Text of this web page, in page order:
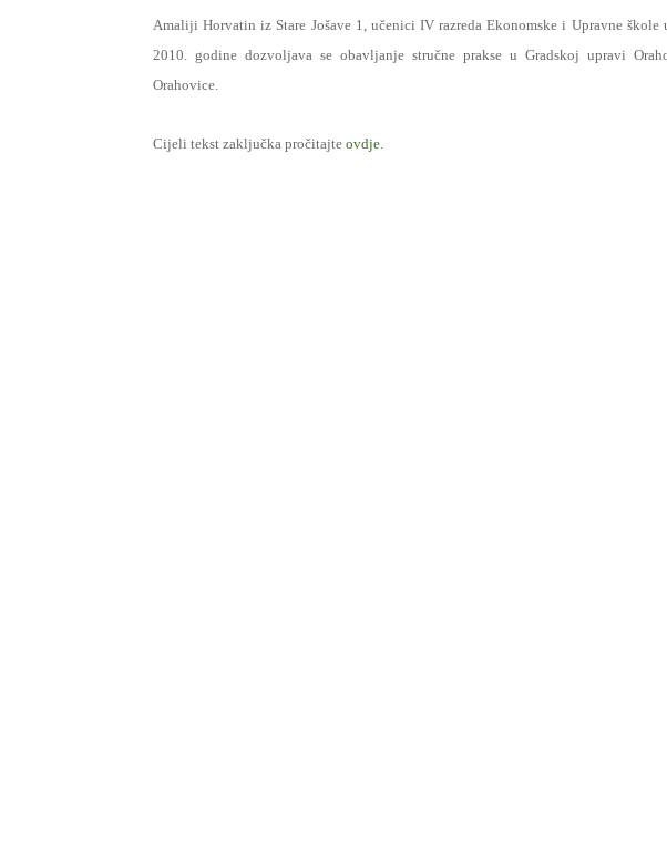
Amaliji Horvatin iz Stare Jošave 1, učenici IV razreda Ekonomske i Upravne
2010. godine dozvoljava se obavljanje stručne prakse u Gradskoj upravi
Orahovice.
Cijeli tekst zaključka pročitajte ovdje.